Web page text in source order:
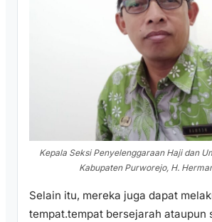
Kepala Seksi Penyelenggaraan Haji dan
Kabupaten Purworejo, H.
Selain itu, mereka juga dapat
tempat.tempat bersejarah ataupun